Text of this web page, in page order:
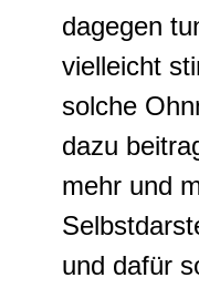
dagegen
vielleicht
solche
dazu
mehr und
und dafür